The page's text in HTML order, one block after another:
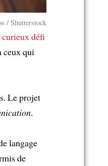
/ Shutterstock
curieux défi
ceux qui
Le projet
.
langage
de